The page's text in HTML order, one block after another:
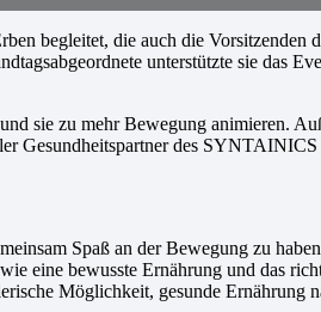
begleitet, die auch die Vorsitzenden
unterstützte sie das
sie zu mehr Bewegung animieren.
Gesundheitspartner des
Spaß an der Bewegung zu
eine bewusste Ernährung und das
Möglichkeit, gesunde Ernährung